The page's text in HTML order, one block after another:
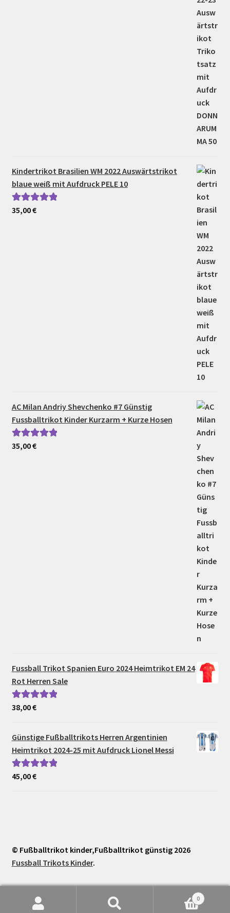
Kindertrikot Brasilien WM 2022 Auswärtstrikot
blaue weiß mit Aufdruck PELE 10
Bewertet mit
35,00€
AC Milan Andriy Shevchenko #7 Günstig
Fussballtrikot Kinder Kurzarm + Kurze Hosen
Bewertet mit
35,00€
Fussball Trikot Spanien Euro 2024 Heimtrikot EM 24
Rot Herren Sale
Bewertet mit
38,00€
Günstige Fußballtrikots Herren Argentinien
Heimtrikot 2024-25 mit Aufdruck Lionel Messi
Bewertet mit
45,00€
© Fußballtrikot kinder,Fußballtrikot günstig 2026
Fussball Trikots Kinder.
0